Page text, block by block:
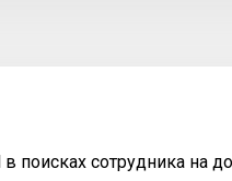
поисках сотрудника на